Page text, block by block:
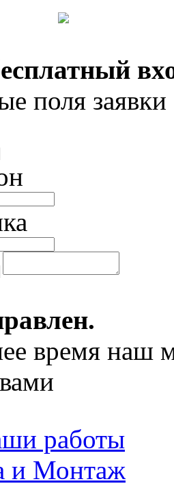
поля заявки
время наш
работы
и Монтаж